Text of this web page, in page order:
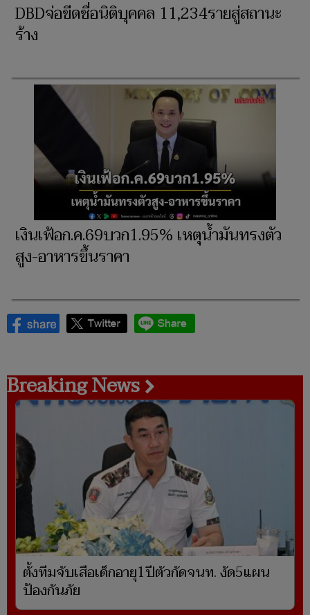
DBDจ่อขีดชื่อนิติบุคคล 11,234รายสู่สถานะ
ร้าง
เงินเฟ้อก.ค.69บวก1.95% เหตุน้ำมันทรงตัว
สูง-อาหารขึ้นราคา​
Breaking News
ตั้งทีมจับเสือเด็กอายุ1ปีตัวกัดจนท. งัด5แผน
ป้องกันภัย